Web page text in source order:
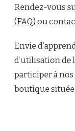
Rendez-vous
(FAQ)ou
Envie
d’utilisation de
participer à
boutique